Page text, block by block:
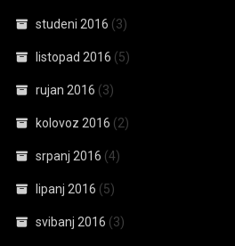
studeni 2016 (3)
listopad 2016 (5)
rujan 2016 (3)
kolovoz 2016 (2)
srpanj 2016 (4)
lipanj 2016 (5)
svibanj 2016 (3)